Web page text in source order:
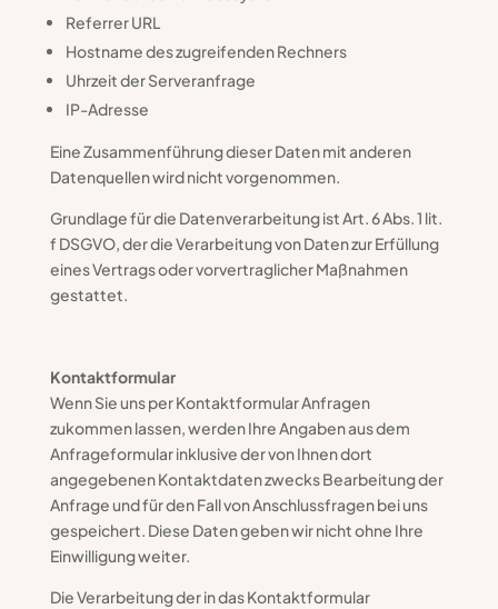
Referrer URL
Hostname des zugreifenden Rechners
Uhrzeit der Serveranfrage
IP-Adresse
Eine Zusammenführung dieser Daten mit anderen
Datenquellen wird nicht vorgenommen.
Grundlage für die Datenverarbeitung ist Art. 6 Abs. 1 lit.
f DSGVO, der die Verarbeitung von Daten zur Erfüllung
eines Vertrags oder vorvertraglicher Maßnahmen
gestattet.
Kontaktformular
Wenn Sie uns per Kontaktformular Anfragen
zukommen lassen, werden Ihre Angaben aus dem
Anfrageformular inklusive der von Ihnen dort
angegebenen Kontaktdaten zwecks Bearbeitung der
Anfrage und für den Fall von Anschlussfragen bei uns
gespeichert. Diese Daten geben wir nicht ohne Ihre
Einwilligung weiter.
Die Verarbeitung der in das Kontaktformular